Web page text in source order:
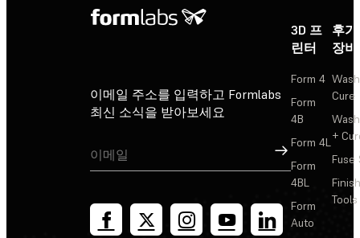
이메일 주소를 입력하고 Formlabs
최신 소식을 받아보세요
가입
3D 프
린터
Form 4
Form
4B
Form 4L
Form
4BL
Form
Auto
후
장비
Cure
+
Fuse
Tools